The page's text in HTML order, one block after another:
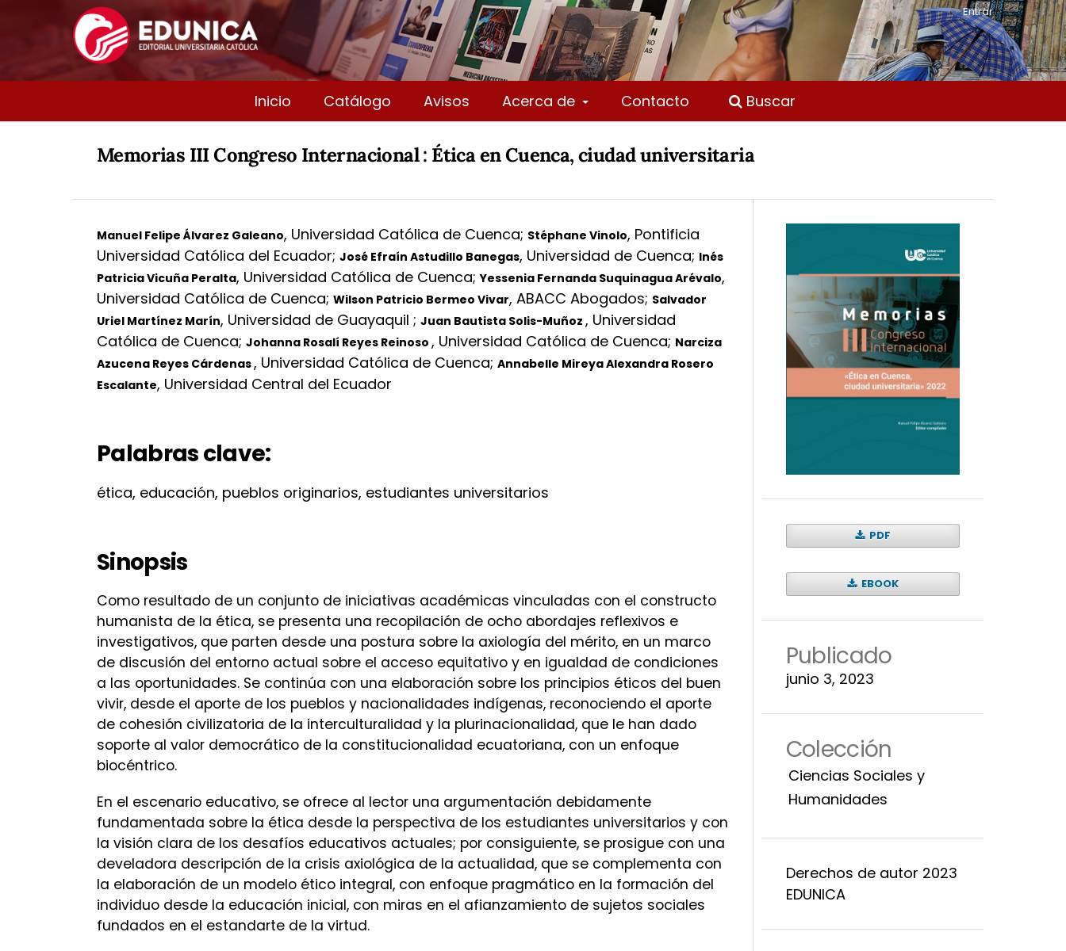
Inicio Catálogo Avisos Acerca de Contacto Buscar
Entrar
Memorias III Congreso Internacional : Ética en Cuenca, ciudad universitaria
Manuel Felipe Álvarez Galeano, Universidad Católica de Cuenca; Stéphane Vinolo, Pontificia
Universidad Católica del Ecuador; José Efraín Astudillo Banegas, Universidad de Cuenca; Inés
Patricia Vicuña Peralta, Universidad Católica de Cuenca;Yessenia Fernanda Suquinagua Arévalo,
Universidad Católica de Cuenca; Wilson Patricio Bermeo Vivar, ABACC Abogados; Salvador
Uriel Martínez Marín, Universidad de Guayaquil ; Juan Bautista Solis-Muñoz , Universidad
Católica de Cuenca; Johanna Rosalí Reyes Reinoso , Universidad Católica de Cuenca; Narciza
Azucena Reyes Cárdenas, Universidad Católica de Cuenca; Annabelle Mireya Alexandra Rosero
Escalante, Universidad Central del Ecuador
Palabras clave:
ética, educación, pueblos originarios, estudiantes universitarios
Sinopsis
Como resultado de un conjunto de iniciativas académicas vinculadas con el constructo
humanista de la ética, se presenta una recopilación de ocho abordajes reflexivos e
investigativos, que parten desde una postura sobre la axiología del mérito, en un marco
de discusión del entorno actual sobre el acceso equitativo y en igualdad de condiciones
a las oportunidades. Se continúa con una elaboración sobre los principios éticos del buen
vivir, desde el aporte de los pueblos y nacionalidades indígenas, reconociendo el aporte
de cohesión civilizatoria de la interculturalidad y la plurinacionalidad, que le han dado
soporte al valor democrático de la constitucionalidad ecuatoriana, con un enfoque
biocéntrico.
En el escenario educativo, se ofrece al lector una argumentación debidamente
fundamentada sobre la ética desde la perspectiva de los estudiantes universitarios y con
la visión clara de los desafíos educativos actuales; por consiguiente, se prosigue con una
develadora descripción de la crisis axiológica de la actualidad, que se complementa con
la elaboración de un modelo ético integral, con enfoque pragmático en la formación del
individuo desde la educación inicial, con miras en el afianzamiento de sujetos sociales
fundados en el estandarte de la virtud.
PDF
EBOOK
Publicado
junio 3, 2023
Colección
Ciencias Sociales y
Humanidades
Derechos de autor 2023
EDUNICA